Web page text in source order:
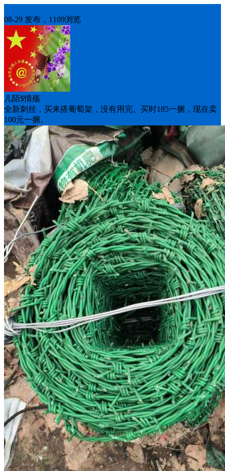
08-29 发布，1109浏览
儿陌$情殇
全新刺丝，买来搭葡萄架，没有用完。买时185一捆，现在卖
100元一捆。